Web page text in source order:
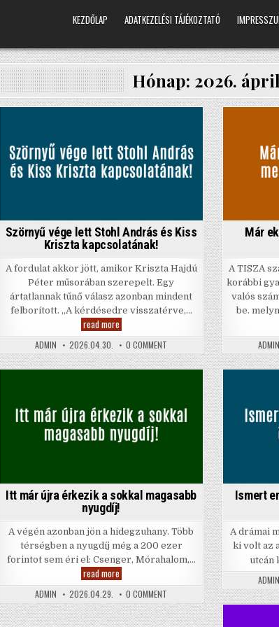
KEZDŐLAP ADATKEZELÉSI TÁJÉKOZTATÓ
Hónap: 2026.
in
Szörnyű vége lett Stohl András és Kiss
Kriszta kapcsolatának!
A fordulat akkor jött, amikor Kriszta Hajdú
Péter műsorában szerepelt. Egy
ártatlannak tűnő válasz azonban mindent
felborított. „A kérdésedre visszatérve,…
read moreSzörnyű
vége
lett
Stohl
András
és
ADMIN 2026.04.30. 0 COMMENT
SZÖRNYŰ
VÉGE
LETT
KRISZTA
KAPCSOLATÁNAK!
Már
A TISZA
korábbi
valós
be.
ADMIN
in
Itt már újra érkezik a sokkal magasabb
nyugdíj!
A végén azonban jön a hidegzuhany. Több
térségben a nyugdíj még a 200 ezer
forintot sem éri el: Csenger, Mórahalom,…
read moreItt
már
újra
érkezik
a
sokkal
ADMIN 2026.04.29. 0 COMMENT
ITT
MÁR
ÚJRA
Ismert
A drámai
ki volt az
utcán
ADMIN